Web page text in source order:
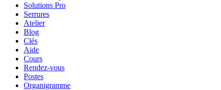
Solutions Pro
Serrures
Atelier
Blog
Clés
Aide
Cours
Rendez-vous
Postes
Organigramme